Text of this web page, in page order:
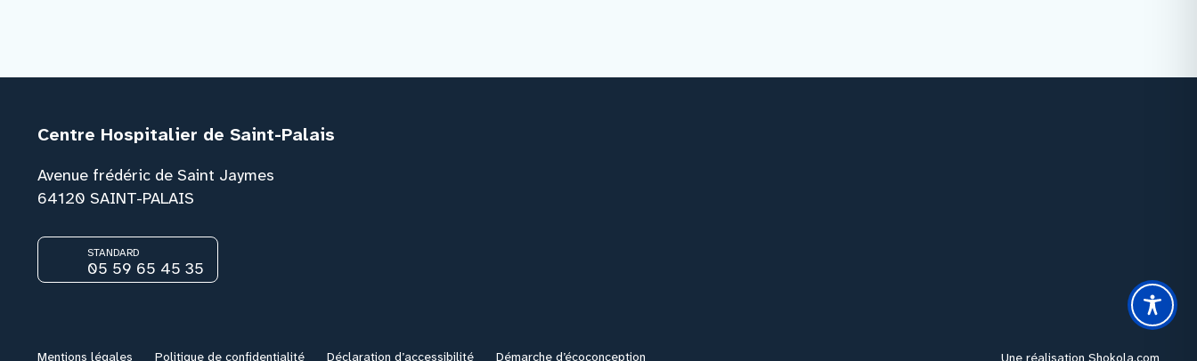
Centre Hospitalier de Saint-Palais
Avenue frédéric de Saint Jaymes
64120 SAINT-PALAIS
STANDARD
05 59 65 45 35
Mentions légales Politique de confidentialité Déclaration d’accessibilité Démarche d’écoconception Une réalisation Shokola.com